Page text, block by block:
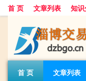
首 页 文章列表 知
首 页 文章列表